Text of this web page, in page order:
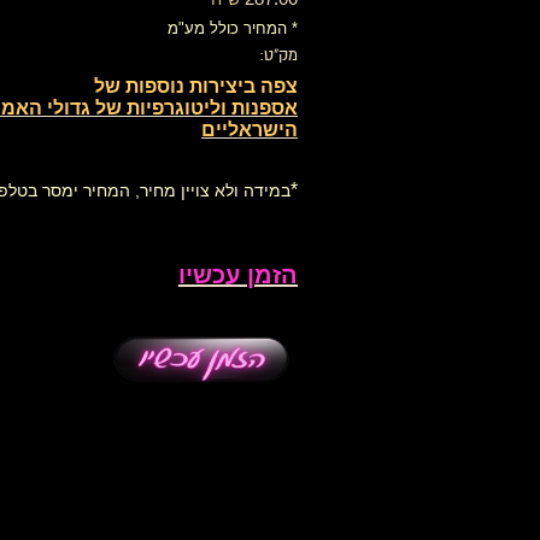
* המחיר כולל מע"מ
מק"ט:
צפה ביצירות נוספות של
אספנות וליטוגרפיות של גדולי
הישראליים
*במידה ולא צויין מחיר, המחיר ימסר
הזמן עכשיו